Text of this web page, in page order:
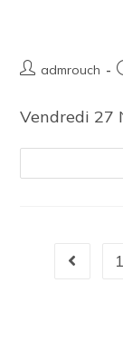
admrouch
Vendredi 27
1